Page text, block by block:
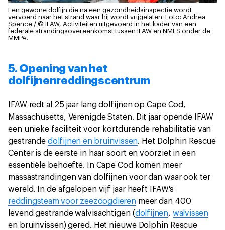
Een gewone dolfijn die na een gezondheidsinspectie wordt
vervoerd naar het strand waar hij wordt vrijgelaten. Foto: Andrea
Spence / © IFAW, Activiteiten uitgevoerd in het kader van een
federale strandingsovereenkomst tussen IFAW en NMFS onder de
MMPA.
5. Opening van het
dolfijnenreddingscentrum
IFAW redt al 25 jaar lang dolfijnen op Cape Cod,
Massachusetts, Verenigde Staten. Dit jaar opende IFAW
een unieke faciliteit voor kortdurende rehabilitatie van
gestrandedolfijnen en bruinvissen. Het Dolphin Rescue
Center is de eerste in haar soort en voorziet in een
essentiële behoefte. In Cape Cod komen meer
massastrandingen van dolfijnen voor dan waar ook ter
wereld. In de afgelopen vijf jaar heeft IFAW's
reddingsteam voor zeezoogdierenmeer dan 400
levend gestrande walvisachtigen (dolfijnen, walvissen
en bruinvissen) gered. Het nieuwe Dolphin Rescue